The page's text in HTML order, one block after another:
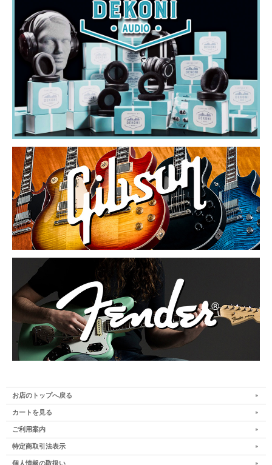
お店のトップへ戻る
カートを見る
ご利用案内
特定商取引法表示
個人情報の取扱い